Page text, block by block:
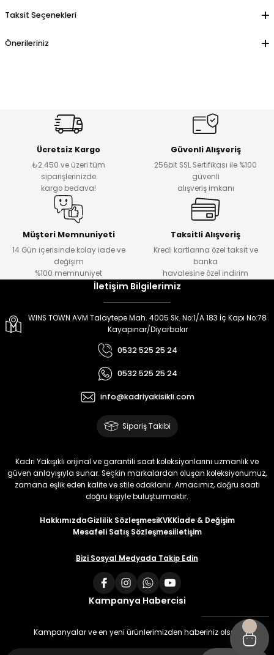
Taksit Seçenekleri
Önerileriniz
Ücretsiz Kargo
₺2.450 ve üzeri tüm
siparişlerinizde
kargo bedava!
Güvenli Alışveriş
256bit SSL Sertifikası ile %100
güvenli
alışveriş imkanı
Müşteri Memnuniyeti
14 Gün içerisinde kolay iade ve
değişim
%100 memnuniyet
Taksitli Alışveriş
Kredi kartlarına özel taksit ve
banka
havalesine özel indirim
İletişim Bilgilerimiz
WINS TOWN AVM Talaytepe Mah. 4005 Sk. No:1/A 183 İç Kapı No:78
Kayapınar/Diyarbakır
0532 525 25 24
0532 525 25 24
info@kadriyakisikli.com
Sipariş Takibi
Kadri Yakışıklı orijinal ve garantili saat koleksiyonlarını uzmanlık ve
güven anlayışıyla sunar. Seçkin markalardan oluşan koleksiyonumuz,
zamana eşlik eden kalite ve stile odaklanır. Amacımız, doğru saati
doğru kişiyle buluşturmaktır.
HakkımızdaGizlilik SözleşmesiKVKKİade & Değişim
Mesafeli Satış Sözleşmesiİletişim
Bizi Sosyal Medyada Takip Edin
Kampanya Habercisi
Kampanyalar ve en yeni ürünlerimizden haberiniz olsun